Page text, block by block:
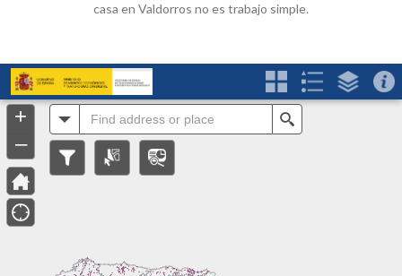
casa en Valdorros no es trabajo simple.